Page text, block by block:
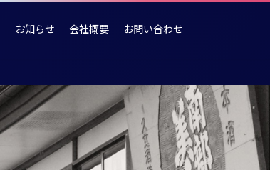
お知らせ 会社概要 お問い合わせ